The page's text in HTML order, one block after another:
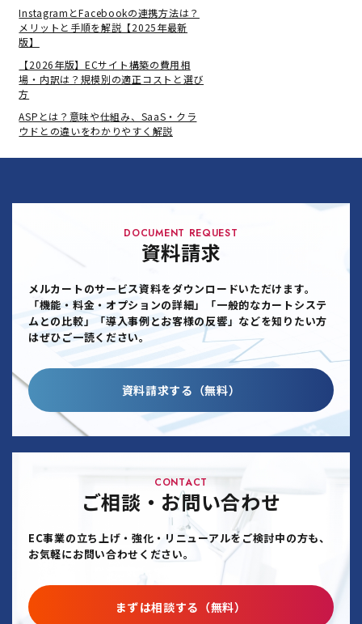
InstagramとFacebookの連携方法は？
メリットと手順を解説【2025年最新
版】
【2026年版】ECサイト構築の費用相
場・内訳は？規模別の適正コストと選び
方
ASPとは？意味や仕組み、SaaS・クラ
ウドとの違いをわかりやすく解説
DOCUMENT REQUEST
資料請求
メルカートのサービス資料をダウンロードいただけます。
「機能・料金・オプションの詳細」「一般的なカートシステ
ムとの比較」「導入事例とお客様の反響」などを知りたい方
はぜひご一読ください。
資料請求する（無料）
CONTACT
ご相談・お問い合わせ
EC事業の立ち上げ・強化・リニューアルをご検討中の方も、
お気軽にお問い合わせください。
まずは相談する（無料）